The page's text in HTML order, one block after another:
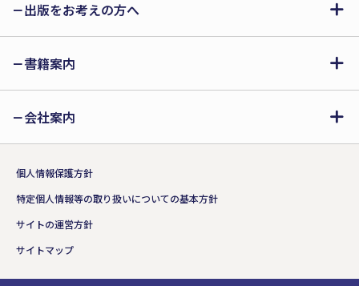
出版をお考えの方へ
書籍案内
会社案内
個人情報保護方針
特定個人情報等の取り扱いについての基本方針
サイトの運営方針
サイトマップ